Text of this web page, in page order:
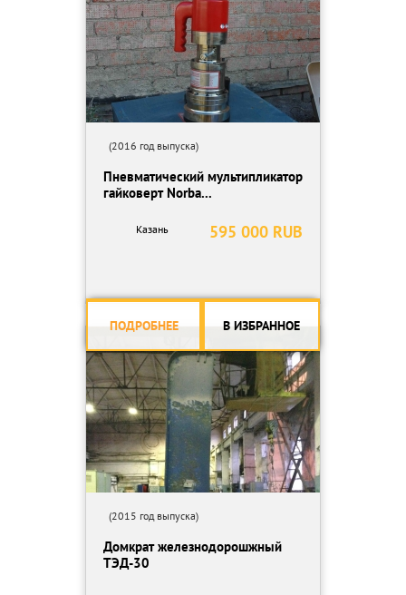
(2016 год выпуска)
Пневматический мультипликатор
гайковерт Norba...
595 000 RUB
Казань
ПОДРОБНЕЕ В ИЗБРАННОЕ
(2015 год выпуска)
Домкрат железнодорошжный
ТЭД-30